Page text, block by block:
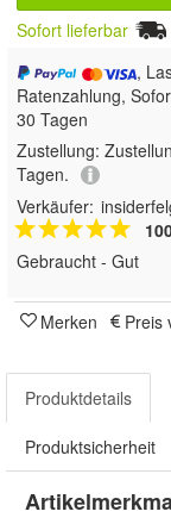
Sofort lieferbar
,
Ratenzahlung,
30 Tagen
Zustellung:
Tagen.
Verkäufer:
Gebraucht - Gut
Merken Preis
Produktdetails
Produktsicherheit